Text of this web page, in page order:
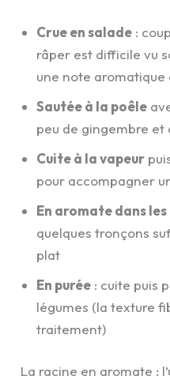
Crue en salade :
râper est difficile vu
une note aromatique
Sautée à la poêle
peu de gingembre et
Cuite à la vapeur
pour accompagner
En aromate dans
quelques tronçons
plat
En purée : cuite puis
légumes (la texture
traitement)
La racine en aromate :